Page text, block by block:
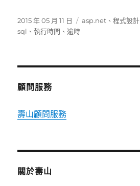
發
佈
2015 年 05 月 11 日
分
asp.net 、程式設計
sql 、執行時間 、逾時
顧問服務
壽山顧問服務
關於壽山